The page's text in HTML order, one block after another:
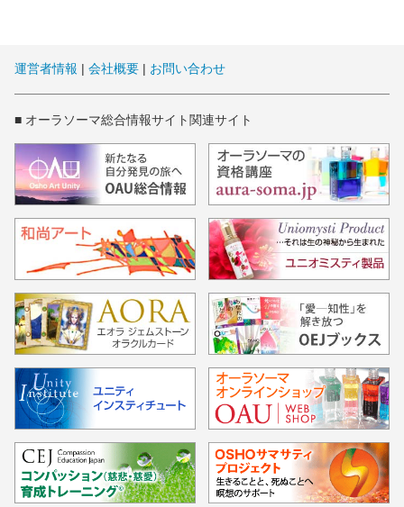
運営者情報 | 会社概要 | お問い合わせ
■ オーラソーマ総合情報サイト関連サイト